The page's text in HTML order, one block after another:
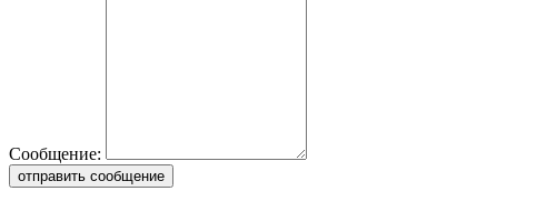
Сообщение:
отправить сообщение